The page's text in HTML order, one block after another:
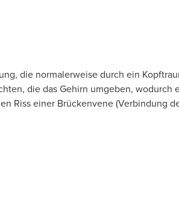
die normalerweise durch ein
die das Gehirn umgeben, wodurch
Riss einer Brückenvene (Verbindung